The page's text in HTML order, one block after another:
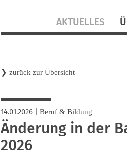
überspringen
AKTUELLES
❯ zurück zur Übersicht
14.01.2026| Beruf & Bildung
Änderung in der
2026